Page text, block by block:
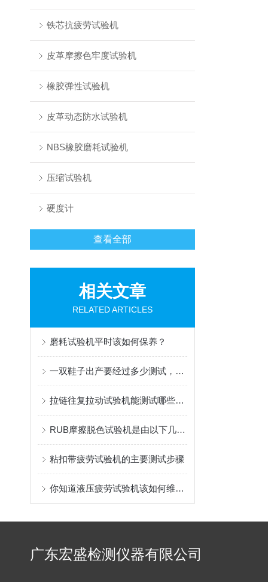
铁芯抗疲劳试验机
皮革摩擦色牢度试验机
橡胶弹性试验机
皮革动态防水试验机
NBS橡胶磨耗试验机
压缩试验机
硬度计
查看全部
相关文章
RELATED ARTICLES
磨耗试验机平时该如何保养？
一双鞋子出产要经过多少测试，需要什么设备呢？
拉链往复拉动试验机能测试哪些物理性能
RUB摩擦脱色试验机是由以下几大部分组成
粘扣带疲劳试验机的主要测试步骤
你知道液压疲劳试验机该如何维护吗
广东宏盛检测仪器有限公司